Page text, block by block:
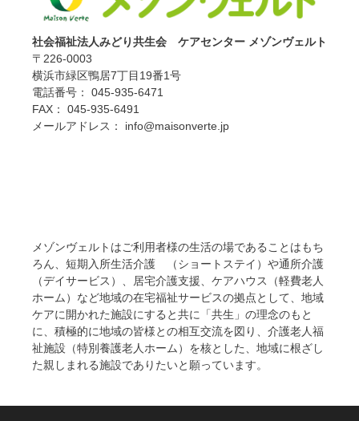
社会福祉法人みどり共生会 ケアセンター メゾンヴェルト
〒226-0003
横浜市緑区鴨居7丁目19番1号
電話番号： 045-935-6471
FAX： 045-935-6491
メールアドレス： info@maisonverte.jp
メゾンヴェルトはご利用者様の生活の場であることはもち
ろん、短期入所生活介護 （ショートステイ）や通所介護
（デイサービス）、居宅介護支援、ケアハウス（軽費老人
ホーム）など地域の在宅福祉サービスの拠点として、地域
ケアに開かれた施設にすると共に「共生」の理念のもと
に、積極的に地域の皆様との相互交流を図り、介護老人福
祉施設（特別養護老人ホーム）を核とした、地域に根ざし
た親しまれる施設でありたいと願っています。